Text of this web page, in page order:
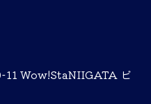
11 Wow!StaNIIGATA ビ